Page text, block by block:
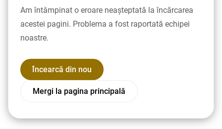
Am întâmpinat o eroare neașteptată la încărcarea
acestei pagini. Problema a fost raportată echipei
noastre.
Încearcă din nou
Mergi la pagina principală